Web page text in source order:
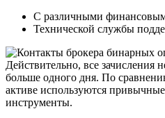
С различными
Технической службы
Действительно, все зачисления
больше одного дня. По
активе используются
инструменты.